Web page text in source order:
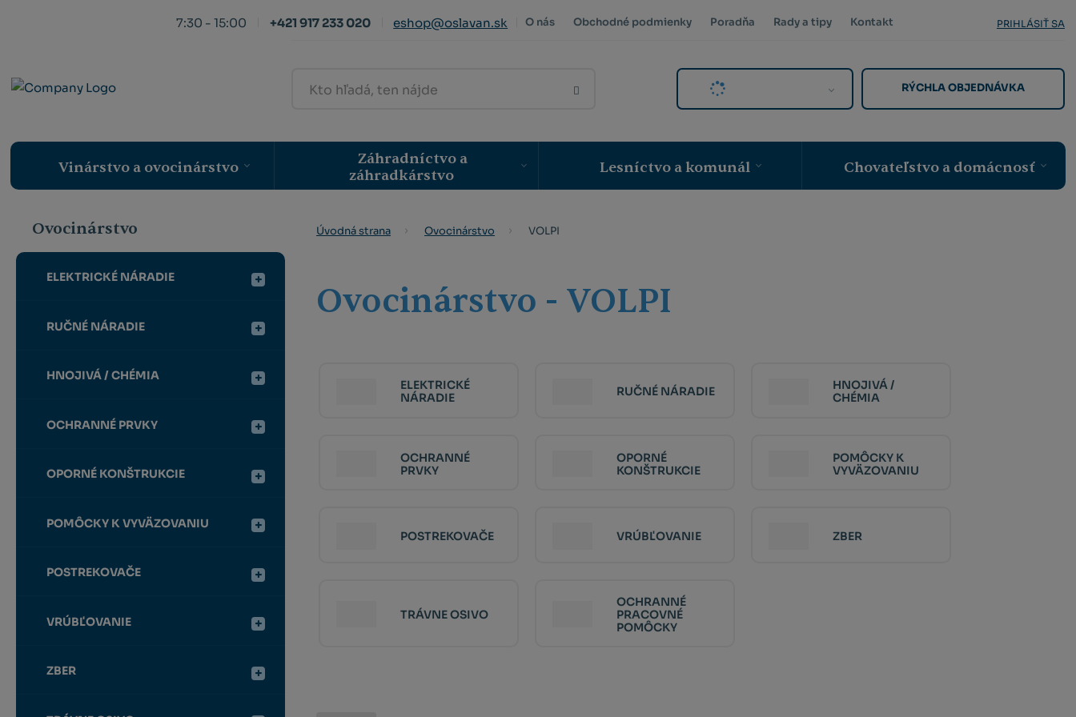
7:30 - 15:00 +421 917 233 020 eshop@oslavan.sk O nás Obchodné podmienky Poradňa Rady a tipy Kontakt PRIHLÁSIŤ SA
hľadá,
RÝCHLA OBJEDNÁVKA
Vinárstvo a ovocinárstvo
Záhradníctvo a
záhradkárstvo
Lesníctvo a komunál Chovateľstvo a domácnosť
Úvodná strana Ovocinárstvo VOLPI
Ovocinárstvo - VOLPI
ELEKTRICKÉ
NÁRADIE
RUČNÉ NÁRADIE
HNOJIVÁ /
CHÉMIA
OCHRANNÉ
PRVKY
OPORNÉ
KONŠTRUKCIE
POMÔCKY K
VYVÄZOVANIU
POSTREKOVAČE VRÚBĽOVANIE ZBER
TRÁVNE OSIVO
OCHRANNÉ
PRACOVNÉ
POMÔCKY
Ovocinárstvo
ELEKTRICKÉ NÁRADIE
RUČNÉ NÁRADIE
HNOJIVÁ / CHÉMIA
OCHRANNÉ PRVKY
OPORNÉ KONŠTRUKCIE
POMÔCKY K VYVÄZOVANIU
POSTREKOVAČE
VRÚBĽOVANIE
ZBER